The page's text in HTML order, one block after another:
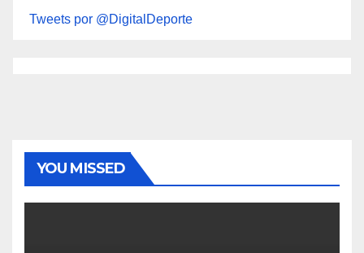
Tweets por @DigitalDeporte
YOU MISSED